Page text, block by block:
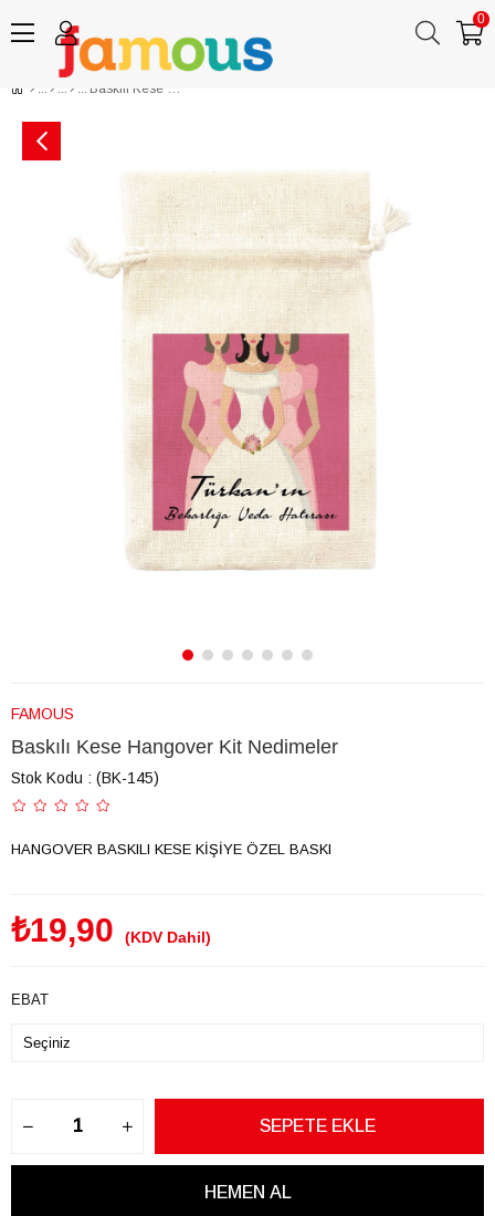
0
Baskılı Kese Hangover Kit Nedimeler
FAMOUS
Baskılı Kese Hangover Kit Nedimeler
Stok Kodu (BK-145)
HANGOVER BASKILI KESE KİŞİYE ÖZEL BASKI
₺19,90 (KDV Dahil)
EBAT